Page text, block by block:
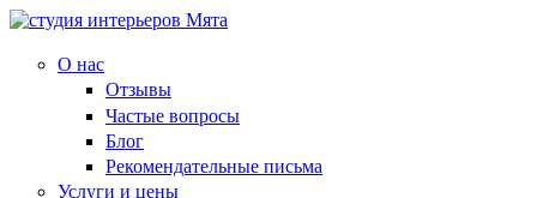
О нас
Отзывы
Частые вопросы
Блог
Рекомендательные письма
Услуги и цены